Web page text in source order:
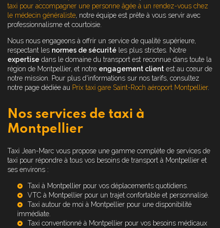
taxi pour accompagner une personne âgée à un rendez-vous chez
le médecin généraliste, notre équipe est prête à vous servir avec
professionnalisme et courtoisie.
Nous nous engageons à offrir un service de qualité supérieure,
respectant les normes de sécurité les plus strictes. Notre
expertise dans le domaine du transport est reconnue dans toute la
région de Montpellier, et notre engagement client est au cœur de
notre mission. Pour plus d'informations sur nos tarifs, consultez
notre page dédiée au Prix taxi gare Saint-Roch aéroport Montpellier.
Nos services de taxi à
Montpellier
Taxi Jean-Marc vous propose une gamme complète de services de
taxi pour répondre à tous vos besoins de transport à Montpellier et
ses environs :
Taxi à Montpellier pour vos déplacements quotidiens.
VTC à Montpellier pour un trajet confortable et personnalisé.
Taxi autour de moi à Montpellier pour une disponibilité
immédiate.
Taxi conventionné à Montpellier pour vos besoins médicaux